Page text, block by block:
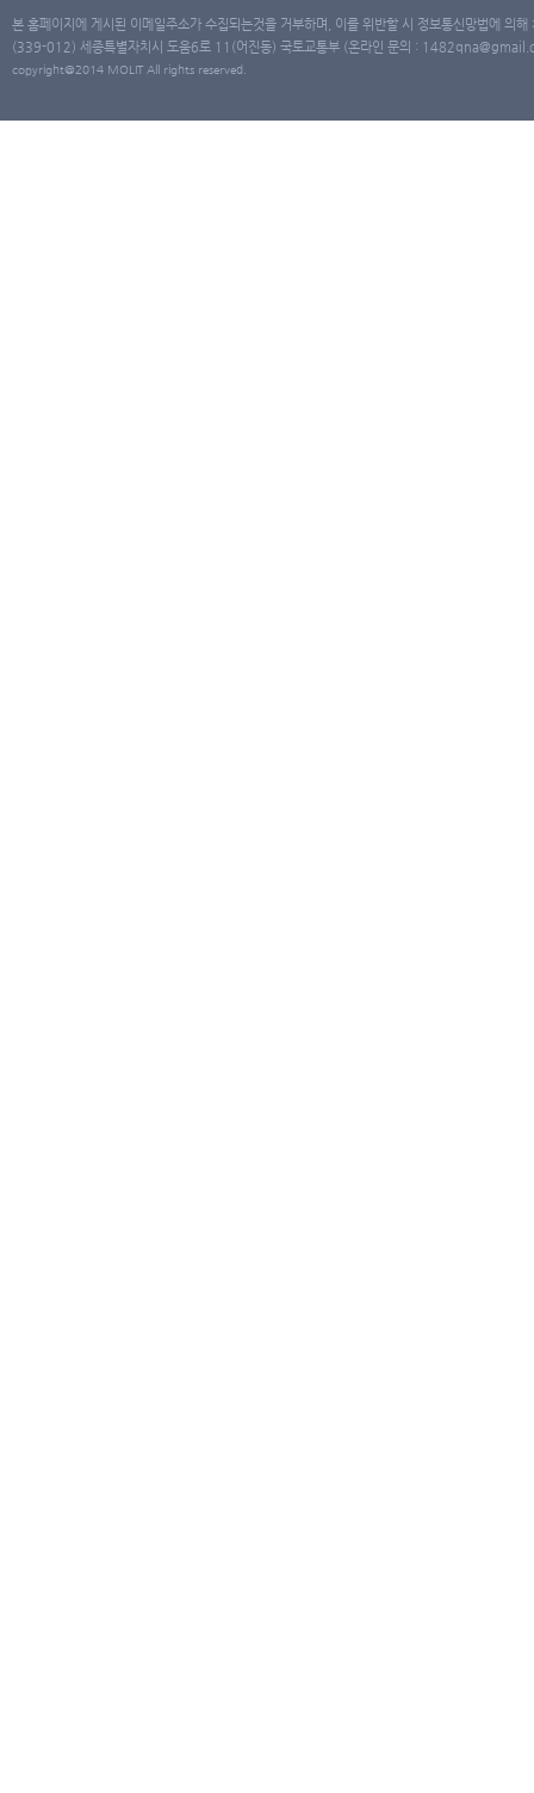
본 홈페이지에 게시된 이메일주소가 수집되는것을 거부하며, 이를 위반할 시 정보통신망법에 의
(339-012) 세종특별자치시 도움6로 11(어진동) 국토교통부 (온라인 문의 :
copyright@2014 MOLIT All rights reserved.